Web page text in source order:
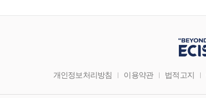
개인정보처리방침 이용약관 법적고지